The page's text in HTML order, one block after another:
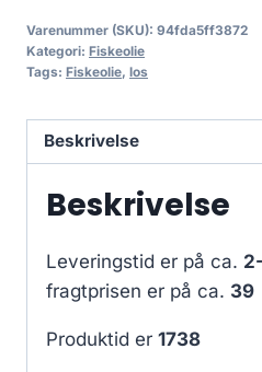
Varenummer (SKU): 94fda5ff3872
Kategori: Fiskeolie
Tags: Fiskeolie, los
Beskrivelse
Beskrivelse
Leveringstid er på ca.
fragtprisen er på ca. 39
Produktid er 1738